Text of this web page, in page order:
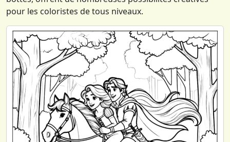
pour les coloristes de tous niveaux.